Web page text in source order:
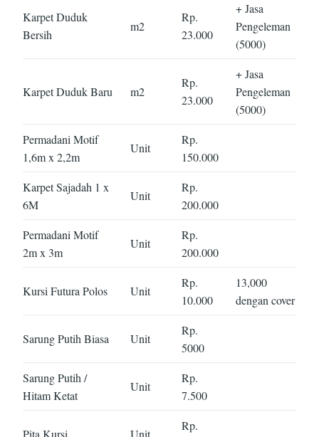
Karpet Duduk
Bersih
m2
Rp.
23.000
+ Jasa
Pengeleman
(5000)
Karpet Duduk Baru m2
Rp.
23.000
+ Jasa
Pengeleman
(5000)
Permadani Motif
1,6m x 2,2m
Unit
Rp.
150.000
Karpet Sajadah 1 x
6M
Unit
Rp.
200.000
Permadani Motif
2m x 3m
Unit
Rp.
200.000
Kursi Futura Polos Unit
Rp.
10.000
13,000
dengan cover
Sarung Putih Biasa Unit
Rp.
5000
Sarung Putih /
Hitam Ketat
Unit
Rp.
7.500
Rp.